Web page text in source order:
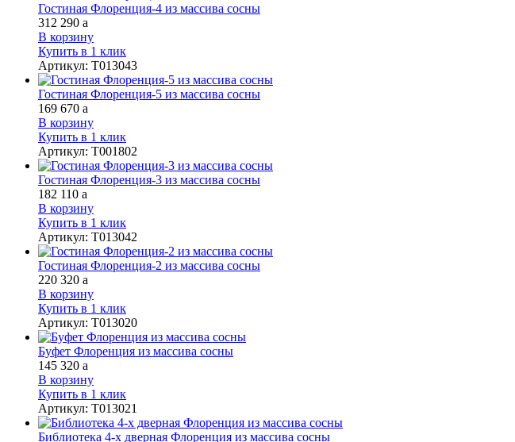
Гостиная Флоренция-4 из массива сосны
312 290 a
В корзину
Купить в 1 клик
Артикул: Т013043
Гостиная Флоренция-5 из массива сосны
169 670 a
В корзину
Купить в 1 клик
Артикул: Т001802
Гостиная Флоренция-3 из массива сосны
182 110 a
В корзину
Купить в 1 клик
Артикул: Т013042
Гостиная Флоренция-2 из массива сосны
220 320 a
В корзину
Купить в 1 клик
Артикул: Т013020
Буфет Флоренция из массива сосны
145 320 a
В корзину
Купить в 1 клик
Артикул: Т013021
Библиотека 4-х дверная Флоренция из массива сосны